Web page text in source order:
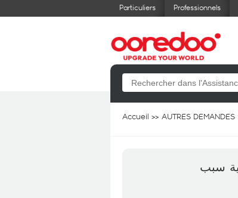
Particuliers Professionnels
Accueil AUTRES DEMANDES